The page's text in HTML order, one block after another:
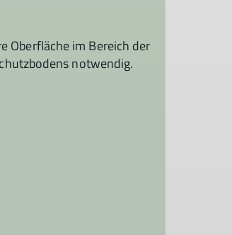
Oberfläche im Bereich der
notwendig.